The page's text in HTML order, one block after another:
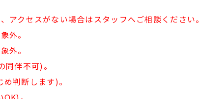
アクセスがない場合はスタッフへご相談ください。
外。
外。
伴不可)。
判断します)。